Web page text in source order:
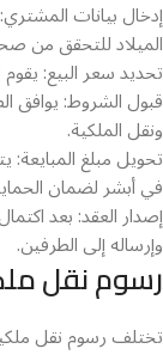
إدخال بيانات
الميلاد للتحقق من
تحديد سعر البيع: يقوم
قبول الشروط: يوافق
ونقل الملكية.
تحويل مبلغ المبايعة:
في أبشر لضمان
إصدار العقد: بعد
وإرساله إلى الطرفين.
رسوم نقل
تختلف رسوم نقل